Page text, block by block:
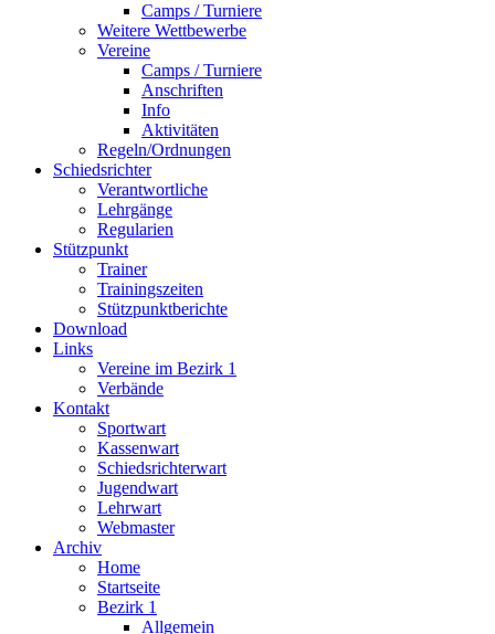
Camps / Turniere
Weitere Wettbewerbe
Vereine
Camps / Turniere
Anschriften
Info
Aktivitäten
Regeln/Ordnungen
Schiedsrichter
Verantwortliche
Lehrgänge
Regularien
Stützpunkt
Trainer
Trainingszeiten
Stützpunktberichte
Download
Links
Vereine im Bezirk 1
Verbände
Kontakt
Sportwart
Kassenwart
Schiedsrichterwart
Jugendwart
Lehrwart
Webmaster
Archiv
Home
Startseite
Bezirk 1
Allgemein